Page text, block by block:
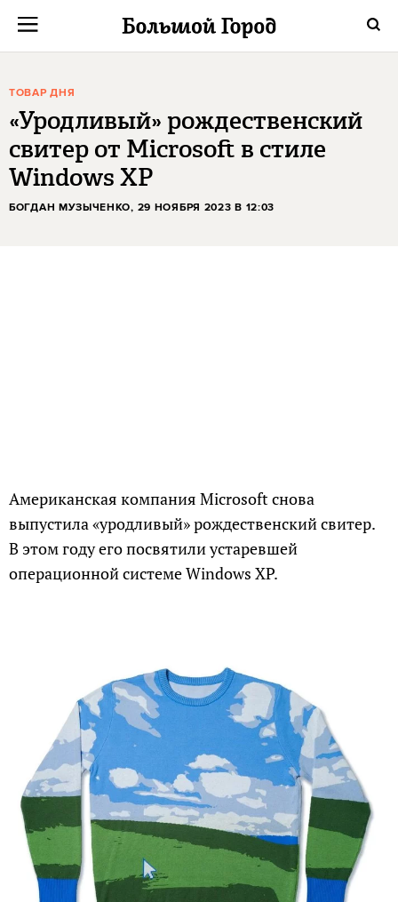
ТОВАР ДНЯ
«Уродливый» рождественский
свитер от Microsoft в стиле
Windows XP
БОГДАН МУЗЫЧЕНКО, 29 НОЯБРЯ 2023 В 12:03
Американская компания Microsoft снова
выпустила «уродливый» рождественский свитер.
В этом году его посвятили устаревшей
операционной системе Windows XP.